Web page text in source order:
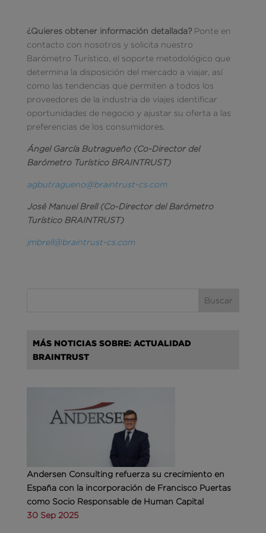
¿Quieres obtener información detallada?Ponte en
contacto con nosotros y solicita nuestro
Barómetro Turístico, el soporte metodológico que
determina la disposición del mercado a viajar, así
como las tendencias que permiten a todos los
proveedores de la industria de viajes identi­ficar
oportunidades de negocio y ajustar su oferta a las
preferencias de los consumidores.
Ángel García Butragueño (Co-Director del
Barómetro Turístico BRAINTRUST)
agbutragueno@braintrust-cs.com
José Manuel Brell (Co-Director del Barómetro
Turístico BRAINTRUST)
jmbrell@braintrust-cs.com
MÁS NOTICIAS SOBRE: ACTUALIDAD
BRAINTRUST
Andersen Consulting refuerza su crecimiento en
España con la incorporación de Francisco Puertas
como Socio Responsable de Human Capital
30 Sep 2025